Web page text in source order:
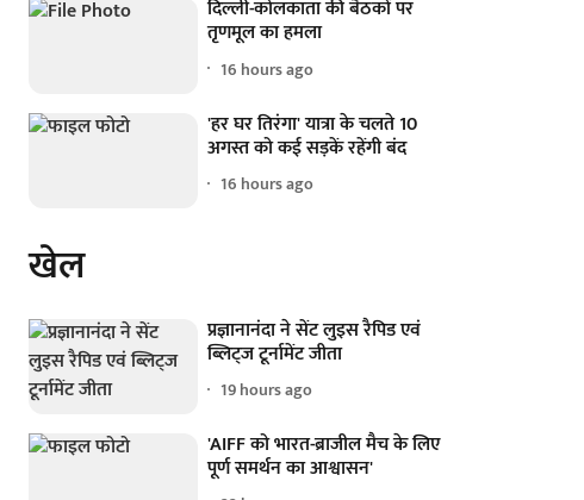
दिल्ली-कोलकाता की बैठकों पर
तृणमूल का हमला
16 hours ago
'हर घर तिरंगा' यात्रा के चलते 10
अगस्त को कई सड़कें रहेंगी बंद
16 hours ago
खेल
प्रज्ञानानंदा ने सेंट लुइस रैपिड एवं
ब्लिट्ज टूर्नामेंट जीता
19 hours ago
'AIFF को भारत-ब्राजील मैच के लिए
पूर्ण समर्थन का आश्वासन'